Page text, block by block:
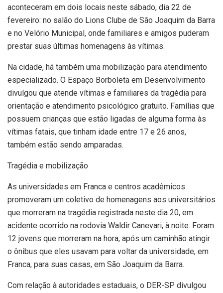
aconteceram em dois locais neste sábado, dia 22 de
fevereiro: no salão do Lions Clube de São Joaquim da Barra
e no Velório Municipal, onde familiares e amigos puderam
prestar suas últimas homenagens às vítimas.
Na cidade, há também uma mobilização para atendimento
especializado. O Espaço Borboleta em Desenvolvimento
divulgou que atende vítimas e familiares da tragédia para
orientação e atendimento psicológico gratuito. Famílias que
possuem crianças que estão ligadas de alguma forma às
vítimas fatais, que tinham idade entre 17 e 26 anos,
também estão sendo amparadas.
Tragédia e mobilização
As universidades em Franca e centros acadêmicos
promoveram um coletivo de homenagens aos universitários
que morreram na tragédia registrada neste dia 20, em
acidente ocorrido na rodovia Waldir Canevari, à noite. Foram
12 jovens que morreram na hora, após um caminhão atingir
o ônibus que eles usavam para voltar da universidade, em
Franca, para suas casas, em São Joaquim da Barra.
Com relação à autoridades estaduais, o DER-SP divulgou